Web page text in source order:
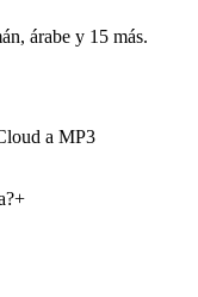
árabe y 15 más.
a MP3
+